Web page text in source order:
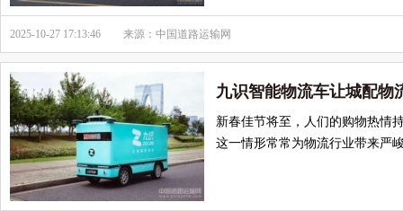
2025-10-27 17:13:46 来源：中国道路运输网
九识智能物流车让城配物
新春佳节将至，人们的购物热情
这一情形常常为物流行业带来严